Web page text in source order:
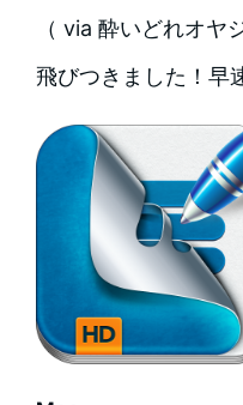
（ via 酔いどれオヤ
飛びつきました！早